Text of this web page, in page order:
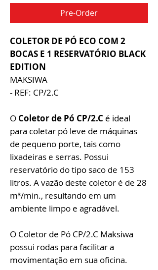
Pre-Order
COLETOR DE PÓ ECO COM 2
BOCAS E 1 RESERVATÓRIO BLACK
EDITION
MAKSIWA
- REF: CP/2.C
O Coletor de Pó CP/2.C é ideal
para coletar pó leve de máquinas
de pequeno porte, tais como
lixadeiras e serras. Possui
reservatório do tipo saco de 153
litros. A vazão deste coletor é de 28
m³/min., resultando em um
ambiente limpo e agradável.
O Coletor de Pó CP/2.C Maksiwa
possui rodas para facilitar a
movimentação em sua oficina.